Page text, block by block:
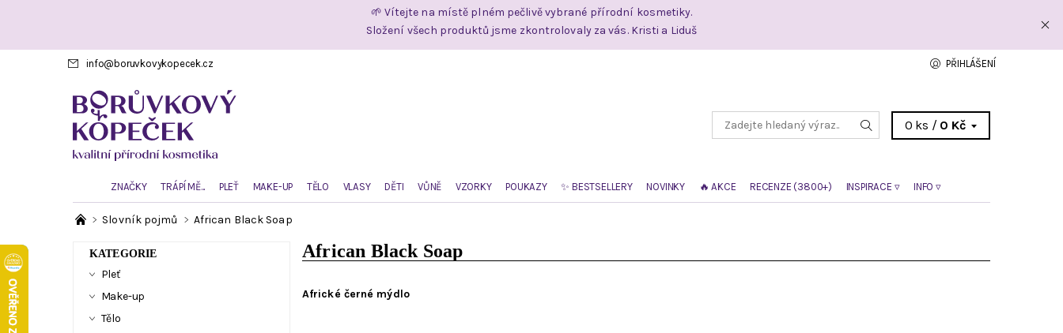
🌱 Vítejte na místě plném pečlivě vybrané přírodní kosmetiky.
Složení všech produktů jsme zkontrolovaly za vás. Kristi a Liduš
info@ boruvkovykopecek.cz PŘIHLÁŠENÍ
0 ks / 0 Kč
ZNAČKY TRÁPÍ MĚ... PLEŤ MAKE-UP TĚLO VLASY DĚTI VŮNĚ VZORKY POUKAZY ✨ BESTSELLERY NOVINKY 🔥 AKCE RECENZE (3800+) INSPIRACE ▿ INFO ▿
Slovník pojmů African Black Soap
African Black Soap
Africké černé mýdlo
KATEGORIE
Pleť
Make-up
Tělo